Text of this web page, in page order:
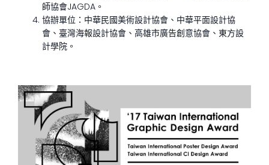
師協會JAGDA。
協辦單位：中華民國美術設計協會、中華平面設計協
會、臺灣海報設計協會、高雄市廣告創意協會、東方設
計學院。